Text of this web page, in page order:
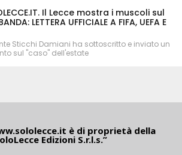
Il Lecce mostra i muscoli sul
LETTERA UFFICIALE A FIFA, UEFA E
Sticchi Damiani ha sottoscritto e inviato un
sul "caso" dell'estate
è di proprietà della
Edizioni S.r.l.s.”